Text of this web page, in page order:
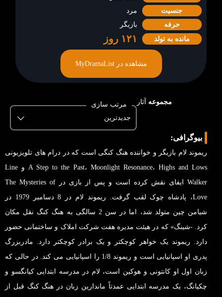
جنسیت
مرد
حرفه
بازیگر
مانده به تولد
۱۲۱ روز
مشاهده در MyDramaList
مجموعه آثار
مرتب سازی
جدیدترین
بیوگرافی:
ریموند لام بازیگر و خواننده هنگ کنگی است که در درام های تلویزیونی
A Step to the Past، Moonlight Resonance، Highs and Lows و Line
Walker ایفای نقش کرده است و پس از بازی در The Mysteries of
Love، پادشاه چوک لقب گرفت. ریموند لام در 8 دسامبر 1979 در
شیامن چین متولد شد، اما در سن 2 سالگی به هنگ کنگ نقل مکان
کرد. -شینگ» که در هیئت مدیره هفت شرکت املاک و ساختمانی حضور
دارد. ریموند یک خواهر کوچکتر و یک برادر کوچکتر دارد. مادربزرگ
پدری او اسپانیایی است و ریموند 1/8 را اسپانیایی می کند. در حالی که
زبان اول او کانتونی و هوکین است، لام در مدرسه ابتدایی کیانگسو و
چکیانگ، یک مدرسه ابتدایی عمدتاً ماندارین زبان در هنگ کنگ قبل از